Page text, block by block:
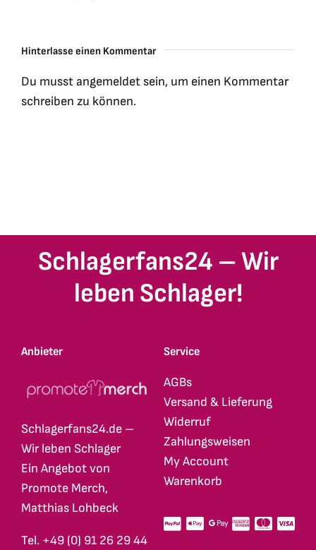
Hinterlasse einen Kommentar
Du musstangemeldet sein, um einen Kommentar
schreiben zu können.
Schlagerfans24 – Wir
leben Schlager!
Anbieter
Schlagerfans24.de –
Wir leben Schlager
Ein Angebot von
Promote Merch,
Matthias Lohbeck
Tel. +49 (0) 91 26 29 44
Service
AGBs
Versand & Lieferung
Widerruf
Zahlungsweisen
My Account
Warenkorb